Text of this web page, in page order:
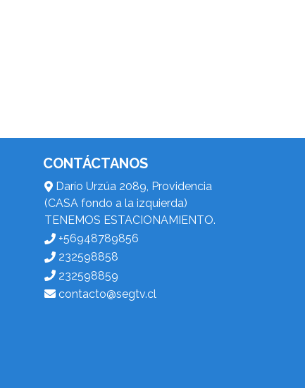
CONTÁCTANOS
Darío Urzúa 2089, Providencia
(CASA fondo a la izquierda)
TENEMOS ESTACIONAMIENTO.
+56948789856
232598858
232598859
contacto@segtv.cl